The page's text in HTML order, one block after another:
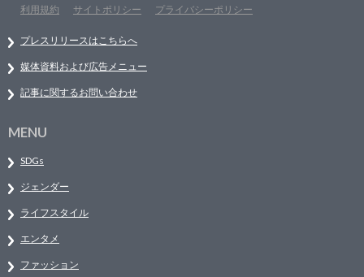
利用規約
サイトポリシー プライバシーポリシー
プレスリリースはこちらへ
媒体資料および広告メニュー
記事に関するお問い合わせ
MENU
SDGs
ジェンダー
ライフスタイル
エンタメ
ファッション